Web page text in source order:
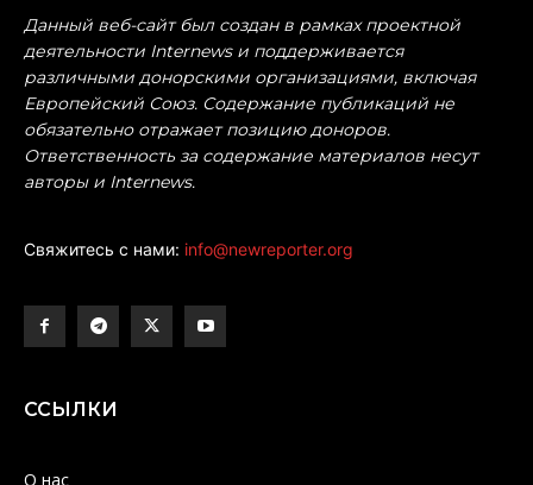
Данный веб-сайт был создан в рамках проектной
деятельности Internews и поддерживается
различными донорскими организациями, включая
Европейский Союз. Содержание публикаций не
обязательно отражает позицию доноров.
Ответственность за содержание материалов несут
авторы и Internews.
Свяжитесь с нами: info@newreporter.org
ССЫЛКИ
О нас